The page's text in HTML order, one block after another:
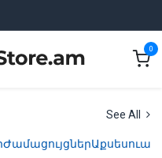
0
See All
Ժամացույցներ